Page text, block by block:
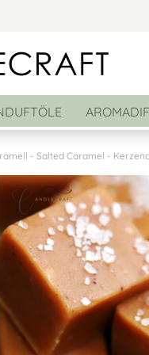
- Salted Caramel -